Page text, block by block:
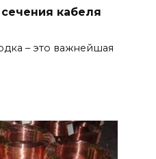
кабеля
– это важнейшая